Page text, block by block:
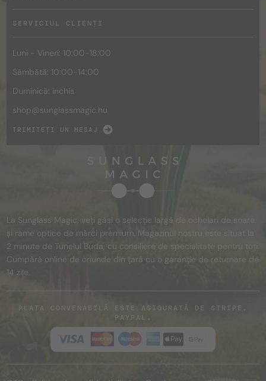
SERVICIUL CLIENȚI
Luni - Vineri: 10:00-18:00
Sâmbătă: 10:00-14:00
Duminică: închis
shop@sunglassmagic.hu
TRIMITEȚI UN MESAJ
La Sunglass Magic, veți găsi o selecție largă de ochelari de soare
și rame optice de mărci premium. Magazinul nostru este situat la
2 minute de Tunelul Buda, cu consiliere de specialitate pentru toți.
Cumpără online de oriunde din țară cu o garanție de returnare de
14 zile.
PLATA CONVENABILĂ ESTE ASIGURATĂ DE STRIPE,
PAYPAL.